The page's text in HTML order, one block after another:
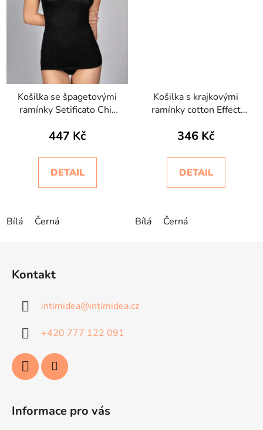
Košilka se špagetovými
ramínky Setificato Chic
447 Kč
DETAIL
Bílá Černá
Košilka s krajkovými
ramínky cotton Effect
346 Kč
DETAIL
Bílá Černá
Kontakt
intimidea@intimidea.cz
+420 777 122 091
Informace pro vás